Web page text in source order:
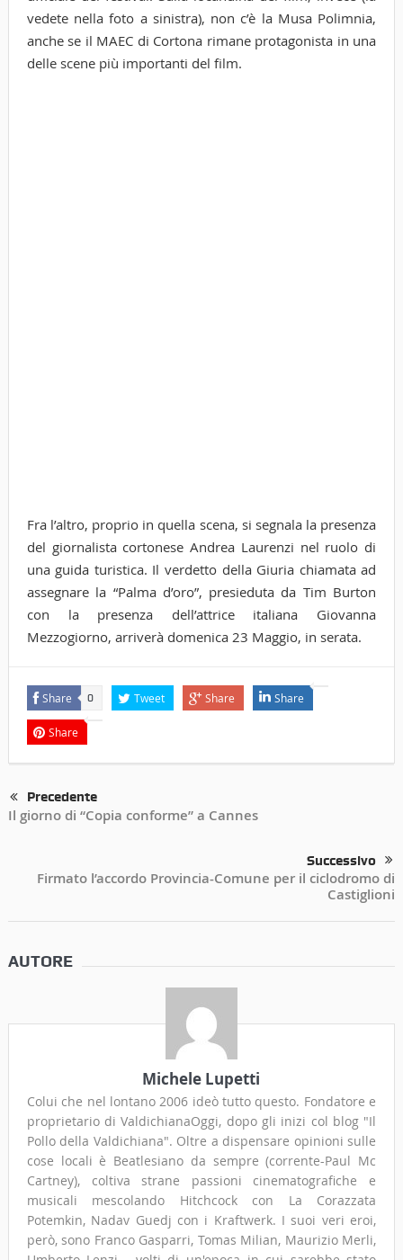
vedete nella foto a sinistra), non c’è la Musa Polimnia,
anche se il MAEC di Cortona rimane protagonista in una
delle scene più importanti del film.
Fra l’altro, proprio in quella scena, si segnala la presenza
del giornalista cortonese Andrea Laurenzi nel ruolo di
una guida turistica. Il verdetto della Giuria chiamata ad
assegnare la “Palma d’oro”, presieduta da Tim Burton
con la presenza dell’attrice italiana Giovanna
Mezzogiorno, arriverà domenica 23 Maggio, in serata.
Share 0 Tweet Share Share
Share
Precedente
Il giorno di “Copia conforme” a Cannes
Successivo
Firmato l’accordo Provincia-Comune per il ciclodromo di
Castiglioni
AUTORE
Michele Lupetti
Colui che nel lontano 2006 ideò tutto questo. Fondatore e
proprietario di ValdichianaOggi, dopo gli inizi col blog "Il
Pollo della Valdichiana". Oltre a dispensare opinioni sulle
cose locali è Beatlesiano da sempre (corrente-Paul Mc
Cartney), coltiva strane passioni cinematografiche e
musicali mescolando Hitchcock con La Corazzata
Potemkin, Nadav Guedj con i Kraftwerk. I suoi veri eroi,
però, sono Franco Gasparri, Tomas Milian, Maurizio Merli,